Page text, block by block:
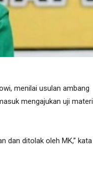
menilai usulan ambang
mengajukan uji materi
dan ditolak oleh MK,” kata